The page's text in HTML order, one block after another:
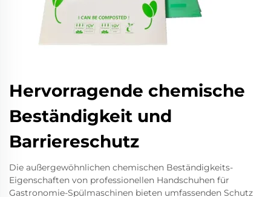
Hervorragende chemische
Beständigkeit und
Barriereschutz
Die außergewöhnlichen chemischen Beständigkeits-
Eigenschaften von professionellen Handschuhen für
Gastronomie-Spülmaschinen bieten umfassenden Schutz